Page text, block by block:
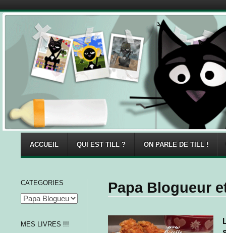
Menu
ACCUEIL
QUI EST TILL ? ON PARLE DE TILL !
Papa Blogueur
CATEGORIES
MES LIVRES !!!